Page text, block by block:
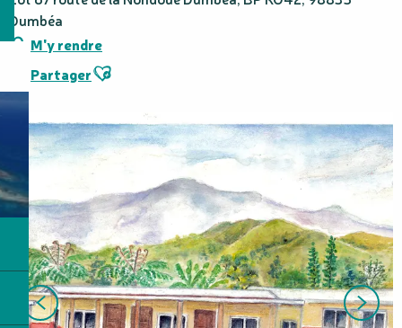
Dumbéa
M'y rendre
PartagerAjouter aux favoris